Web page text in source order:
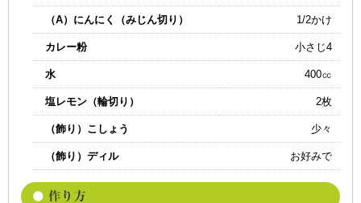
（A）にんにく（みじん切り） 1/2かけ
カレー粉 小さじ4
水 400㏄
塩レモン（輪切り） 2枚
（飾り）こしょう 少々
（飾り）ディル お好みで